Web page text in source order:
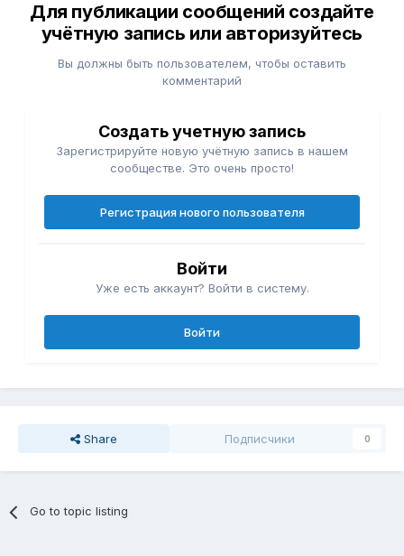
Для публикации сообщений создайте
учётную запись или авторизуйтесь
Вы должны быть пользователем, чтобы оставить
комментарий
Создать учетную запись
Зарегистрируйте новую учётную запись в нашем
сообществе. Это очень просто!
Регистрация нового пользователя
Войти
Уже есть аккаунт? Войти в систему.
Войти
Share Подписчики 0
Go to topic listing